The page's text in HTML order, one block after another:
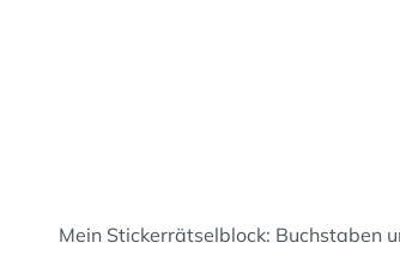
Mein Stickerrätselblock: Buchstaben